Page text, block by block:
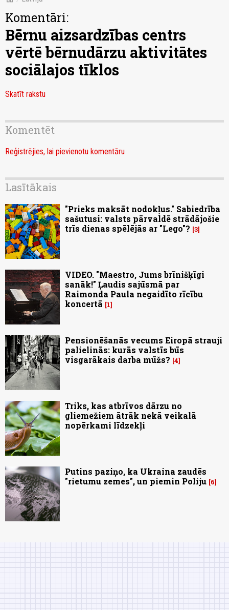
Komentāri:
Bērnu aizsardzības centrs
vērtē bērnudārzu aktivitātes
sociālajos tīklos
Skatīt rakstu
Komentēt
Reģistrējies, lai pievienotu komentāru
Lasītākais
"Prieks maksāt nodokļus." Sabiedrība
sašutusi: valsts pārvaldē strādājošie
trīs dienas spēlējās ar "Lego"? 3
VIDEO. "Maestro, Jums brīnišķīgi
sanāk!" Ļaudis sajūsmā par
Raimonda Paula negaidīto rīcību
koncertā
1
Pensionēšanās vecums Eiropā strauji
palielinās: kurās valstīs būs
visgarākais darba mūžs? 4
Triks, kas atbrīvos dārzu no
gliemežiem ātrāk nekā veikalā
nopērkami līdzekļi
Putins paziņo, ka Ukraina zaudēs
"rietumu zemes", un piemin Poliju 6